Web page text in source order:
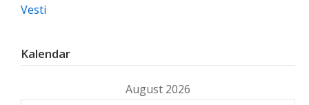
Vesti
Kalendar
August 2026